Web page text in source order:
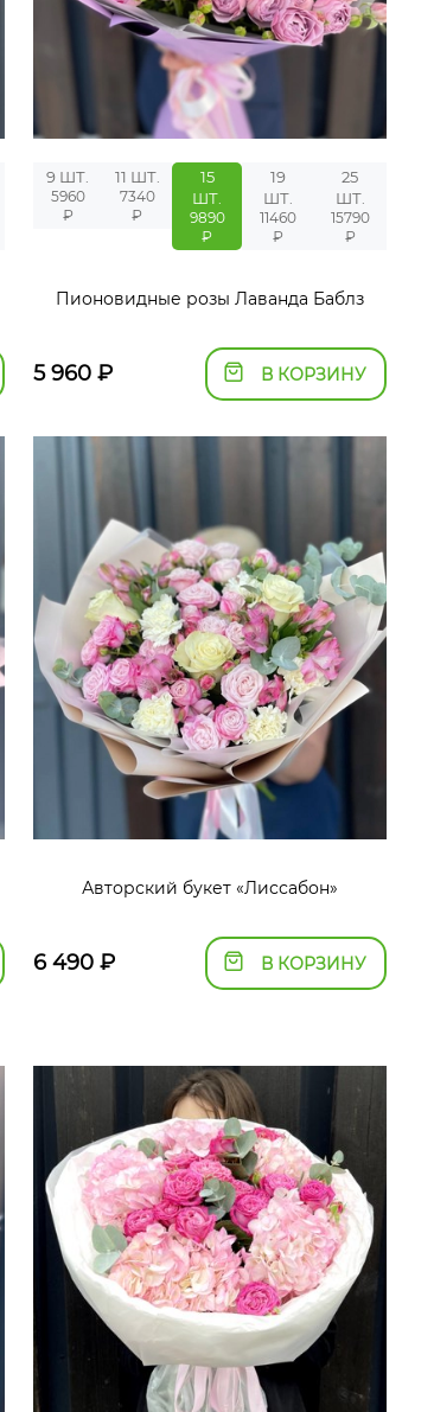
9 ШТ.
5960
₽
11 ШТ.
7340
₽
15
ШТ.
9890
₽
19
ШТ.
11460
₽
25
ШТ.
15790
₽
Пионовидные розы Лаванда Баблз
5 960₽ В КОРЗИНУ
Авторский букет «Лиссабон»
6 490₽ В КОРЗИНУ